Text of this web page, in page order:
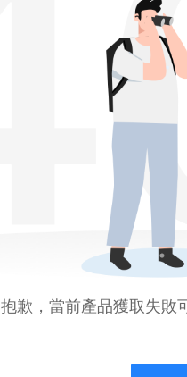
抱歉，當前產品獲取失敗